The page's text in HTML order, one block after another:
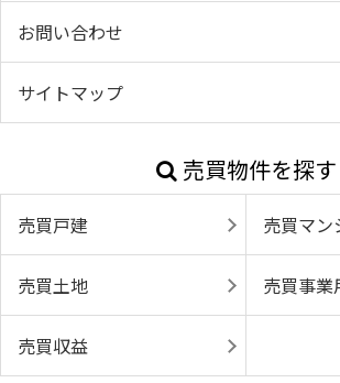
お問い合わせ
サイトマップ
売買物件を探す
売買戸建 売買マン
売買土地 売買事業
売買収益